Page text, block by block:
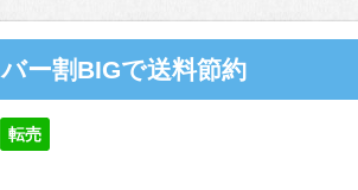
ー割BIGで送料節約
転売